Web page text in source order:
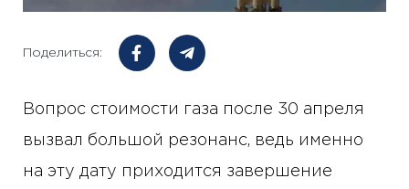
Поделиться:
Вопрос стоимости газа после 30 апреля
вызвал большой резонанс, ведь именно
на эту дату приходится завершение